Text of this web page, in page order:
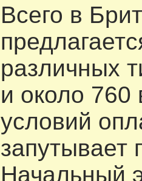
Всего в
различных
и около 760
условий
запутывает
Начальный